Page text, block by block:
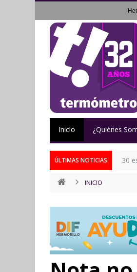
Inicio ¿Quiénes
ÚLTIMAS NOTICIAS 30
INICIO